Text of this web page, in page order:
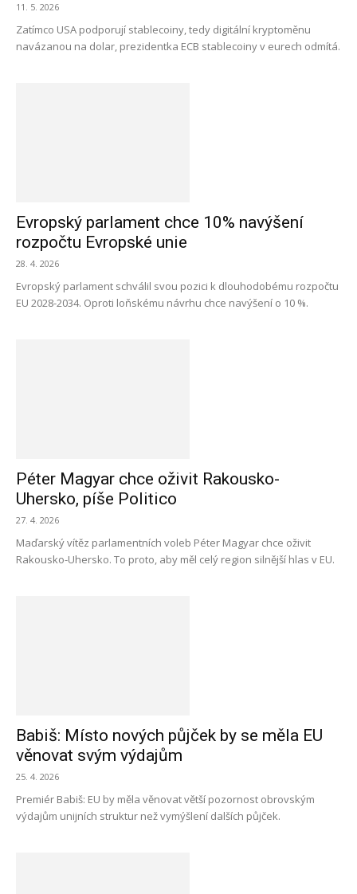
11. 5. 2026
Zatímco USA podporují stablecoiny, tedy digitální kryptoměnu
navázanou na dolar, prezidentka ECB stablecoiny v eurech odmítá.
Evropský parlament chce 10% navýšení
rozpočtu Evropské unie
28. 4. 2026
Evropský parlament schválil svou pozici k dlouhodobému rozpočtu
EU 2028-2034. Oproti loňskému návrhu chce navýšení o 10 %.
Péter Magyar chce oživit Rakousko-
Uhersko, píše Politico
27. 4. 2026
Maďarský vítěz parlamentních voleb Péter Magyar chce oživit
Rakousko-Uhersko. To proto, aby měl celý region silnější hlas v EU.
Babiš: Místo nových půjček by se měla EU
věnovat svým výdajům
25. 4. 2026
Premiér Babiš: EU by měla věnovat větší pozornost obrovským
výdajům unijních struktur než vymýšlení dalších půjček.